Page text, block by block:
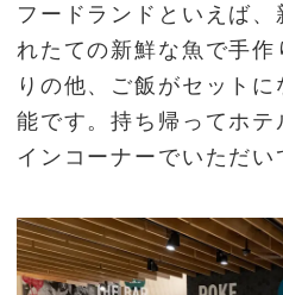
フードランドといえば、
れたての新鮮な魚で手
りの他、ご飯がセット
能です。持ち帰ってホテ
インコーナーでいただい